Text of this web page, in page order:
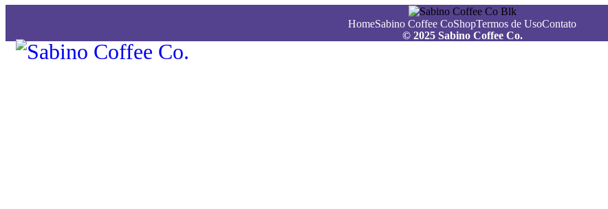
HomeSabino Coffee CoShopTermos de UsoContato
© 2025 Sabino Coffee Co.